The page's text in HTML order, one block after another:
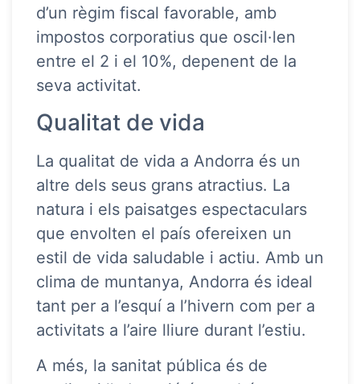
d’un règim fiscal favorable, amb
impostos corporatius que oscil·len
entre el 2 i el 10%, depenent de la
seva activitat.
Qualitat de vida
La qualitat de vida a Andorra és un
altre dels seus grans atractius. La
natura i els paisatges espectaculars
que envolten el país ofereixen un
estil de vida saludable i actiu. Amb un
clima de muntanya, Andorra és ideal
tant per a l’esquí a l’hivern com per a
activitats a l’aire lliure durant l’estiu.
A més, la sanitat pública és de